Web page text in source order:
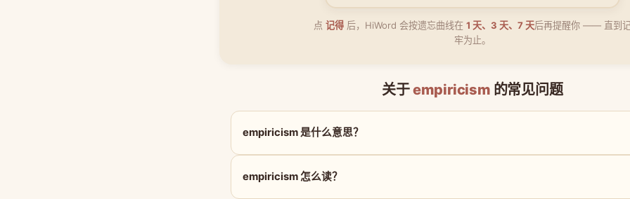
点 记得 后，HiWord 会按遗忘曲线在 1 天、3 天、7 天后再提醒你 —— 直到
牢为止。
关于empiricism 的常见问题
empiricism 是什么意思？
empiricism 怎么读？